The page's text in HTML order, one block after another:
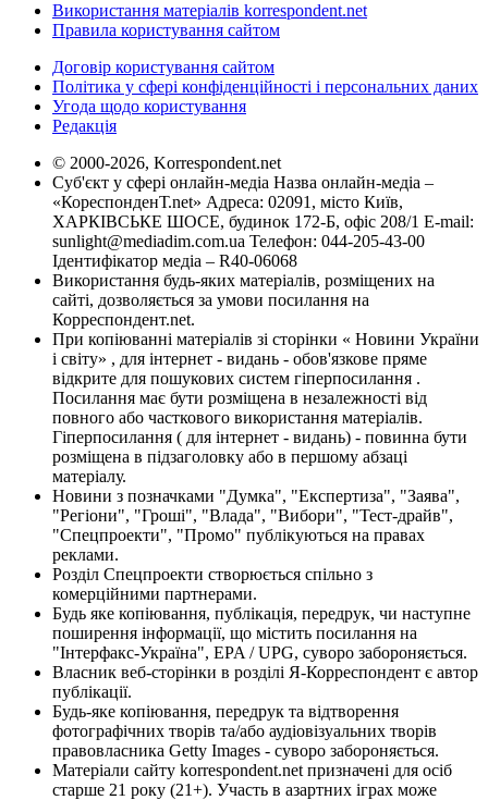
Використання матеріалів korrespondent.net
Правила користування сайтом
Договір користування сайтом
Політика у сфері конфіденційності і персональних даних
Угода щодо користування
Редакція
© 2000-2026, Korrespondent.net
Суб'єкт у сфері онлайн-медіа Назва онлайн-медіа –
«КореспонденТ.net» Адреса: 02091, місто Київ,
ХАРКІВСЬКЕ ШОСЕ, будинок 172-Б, офіс 208/1 E-mail:
sunlight@mediadim.com.ua Телефон: 044-205-43-00
Ідентифікатор медіа – R40-06068
Використання будь-яких матеріалів, розміщених на
сайті, дозволяється за умови посилання на
Корреспондент.net.
При копіюванні матеріалів зі сторінки « Новини України
і світу» , для інтернет - видань - обов'язкове пряме
відкрите для пошукових систем гіперпосилання .
Посилання має бути розміщена в незалежності від
повного або часткового використання матеріалів.
Гіперпосилання ( для інтернет - видань) - повинна бути
розміщена в підзаголовку або в першому абзаці
матеріалу.
Новини з позначками "Думка", "Експертиза", "Заява",
"Регіони", "Гроші", "Влада", "Вибори", "Тест-драйв",
"Спецпроекти", "Промо" публікуються на правах
реклами.
Розділ Спецпроекти створюється спільно з
комерційними партнерами.
Будь яке копіювання, публікація, передрук, чи наступне
поширення інформації, що містить посилання на
"Інтерфакс-Україна", EPA / UPG, суворо забороняється.
Власник веб-сторінки в розділі Я-Корреспондент є автор
публікації.
Будь-яке копіювання, передрук та відтворення
фотографічних творів та/або аудіовізуальних творів
правовласника Getty Images - суворо забороняється.
Матеріали сайту korrespondent.net призначені для осіб
старше 21 року (21+). Участь в азартних іграх може